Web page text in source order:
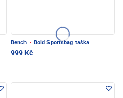
Bench · Bold Sportsbag taška
999 Kč